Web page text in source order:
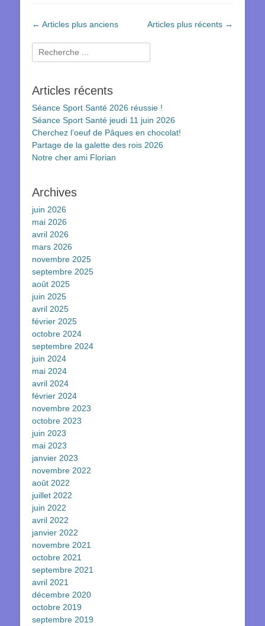
Navigation
articles
← Articles plus anciens Articles plus récents →
Rechercher :
Articles récents
Séance Sport Santé 2026 réussie !
Séance Sport Santé jeudi 11 juin 2026
Cherchez l’oeuf de Pâques en chocolat!
Partage de la galette des rois 2026
Notre cher ami Florian
Archives
juin 2026
mai 2026
avril 2026
mars 2026
novembre 2025
septembre 2025
août 2025
juin 2025
avril 2025
février 2025
octobre 2024
septembre 2024
juin 2024
mai 2024
avril 2024
février 2024
novembre 2023
octobre 2023
juin 2023
mai 2023
janvier 2023
novembre 2022
août 2022
juillet 2022
juin 2022
avril 2022
janvier 2022
novembre 2021
octobre 2021
septembre 2021
avril 2021
décembre 2020
octobre 2019
septembre 2019